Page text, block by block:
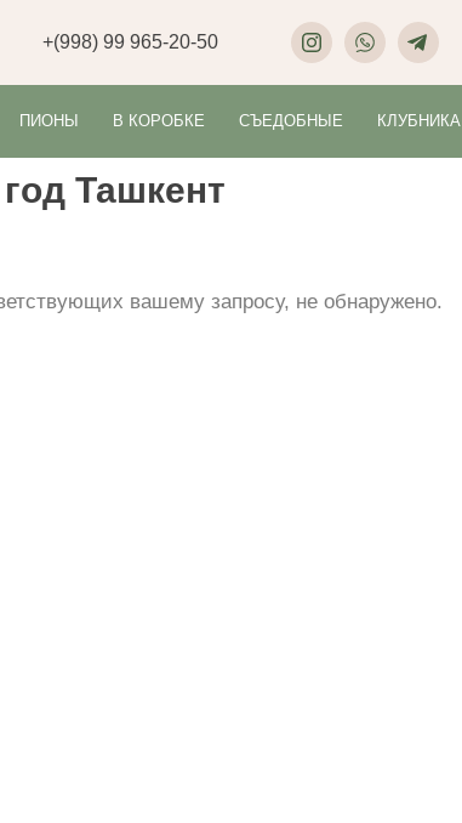
+(998) 99 965-20-50
ПИОНЫ В КОРОБКЕ СЪЕДОБНЫЕ КЛУБНИКА
Ташкент
вашему запросу, не обнаружено.